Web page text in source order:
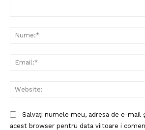
Salvați numele meu, adresa de e-mail
acest browser pentru data viitoare i